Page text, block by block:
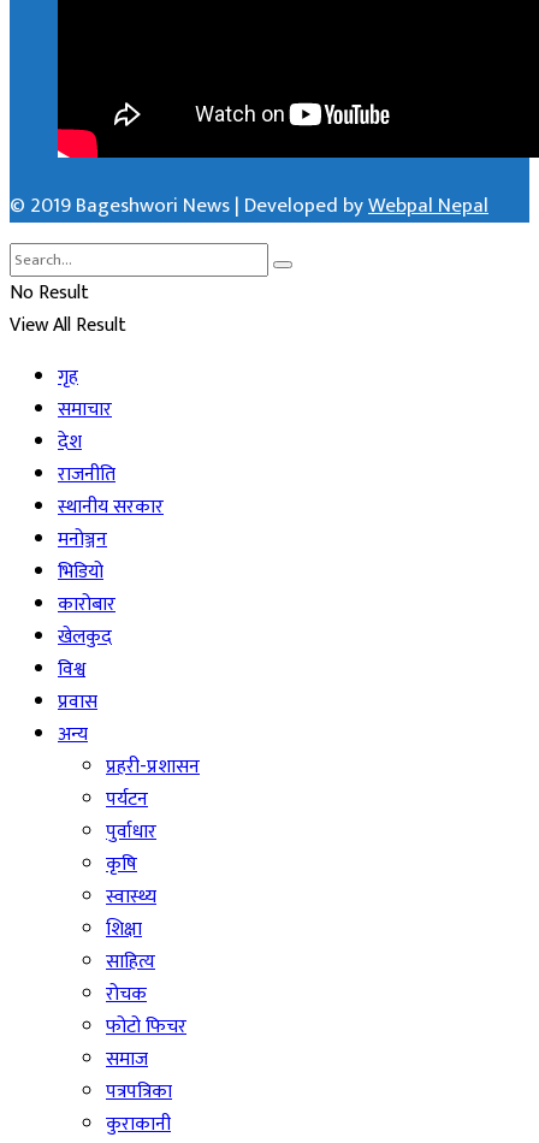
© 2019 Bageshwori News | Developed byWebpal Nepal
No Result
View All Result
गृह
समाचार
देश
राजनीति
स्थानीय सरकार
मनोञ्जन
भिडियो
कारोबार
खेलकुद
विश्व
प्रवास
अन्य
प्रहरी-प्रशासन
पर्यटन
पुर्वाधार
कृषि
स्वास्थ्य
शिक्षा
साहित्य
रोचक
फोटो फिचर
समाज
पत्रपत्रिका
कुराकानी